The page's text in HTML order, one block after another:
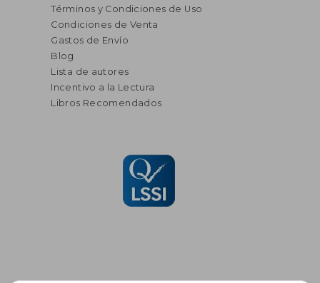
Términos y Condiciones de Uso
Condiciones de Venta
Gastos de Envío
Blog
Lista de autores
Incentivo a la Lectura
Libros Recomendados